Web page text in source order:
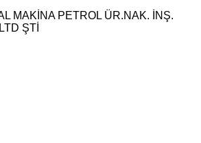
MAKİNA PETROL ÜR.NAK. İNŞ.
ŞTİ